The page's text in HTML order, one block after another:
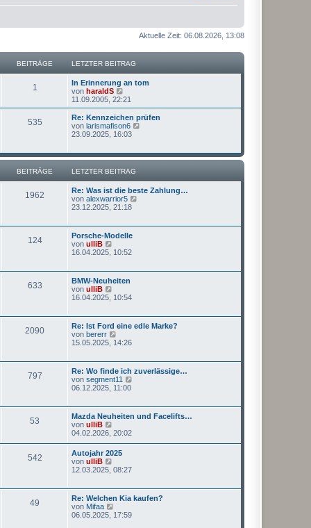
Aktuelle Zeit: 06.08.2026, 13:08
BEITRÄGE LETZTER BEITRAG
1
In Erinnerung an tom
von haraldS
e
u
e
s
t
B
i
t
r
a
g
11.09.2005, 22:21
535
Re: Kennzeichen prüfen
von larismafison6
s
r
B
r
23.09.2025, 16:03
BEITRÄGE LETZTER BEITRAG
1962
Re: Was ist die beste Zahlung…
von alexwarrior5
e
g
23.12.2025, 21:18
124
Porsche-Modelle
von ulliB
e
s
t
e
r
e
i
t
r
g
16.04.2025, 10:52
633
BMW-Neuheiten
von ulliB
e
s
t
e
r
e
i
t
r
g
16.04.2025, 10:54
2090
Re: Ist Ford eine edle Marke?
von bererr
e
s
t
e
r
e
i
r
a
g
15.05.2025, 14:26
797
Re: Wo finde ich zuverlässige…
von segment11
t
B
a
g
06.12.2025, 11:00
53
Mazda Neuheiten und Facelifts…
von ulliB
e
e
s
t
e
B
e
i
t
04.02.2026, 20:02
542
Autojahr 2025
von ulliB
e
t
e
r
12.03.2025, 08:27
49
Re: Welchen Kia kaufen?
von Mifaa
e
06.05.2025, 17:59